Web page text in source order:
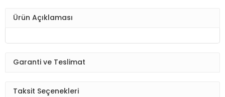
Ürün Açıklaması
Garanti ve Teslimat
Taksit Seçenekleri